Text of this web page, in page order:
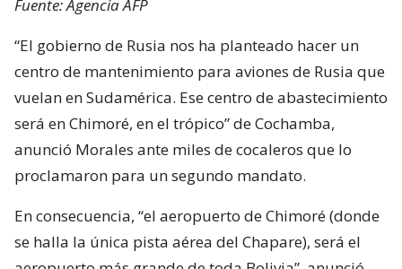
Fuente: Agencia AFP
“El gobierno de Rusia nos ha planteado hacer un
centro de mantenimiento para aviones de Rusia que
vuelan en Sudamérica. Ese centro de abastecimiento
será en Chimoré, en el trópico” de Cochamba,
anunció Morales ante miles de cocaleros que lo
proclamaron para un segundo mandato.
En consecuencia, “el aeropuerto de Chimoré (donde
se halla la única pista aérea del Chapare), será el